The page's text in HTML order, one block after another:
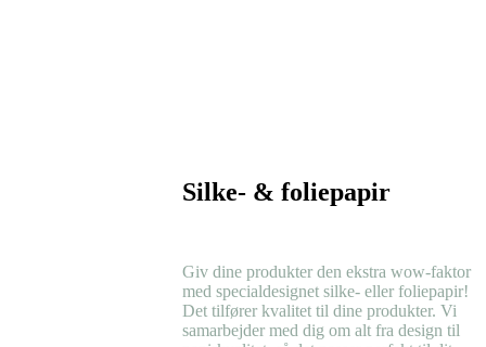
Silke- & foliepapir
Giv dine produkter den ekstra wow-faktor
med specialdesignet silke- eller foliepapir!
Det tilfører kvalitet til dine produkter. Vi
samarbejder med dig om alt fra design til